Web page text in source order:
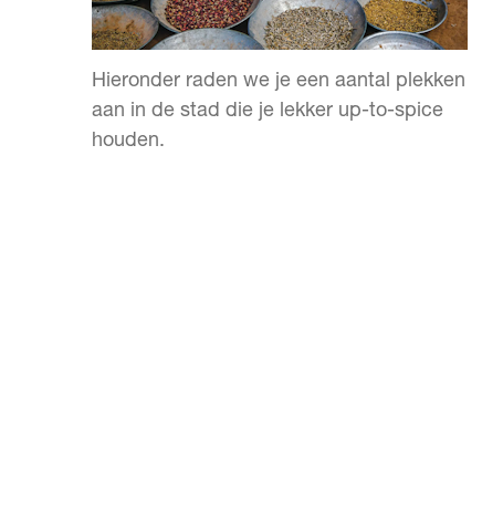
Hieronder raden we je een aantal plekken
aan in de stad die je lekker up-to-spice
houden.